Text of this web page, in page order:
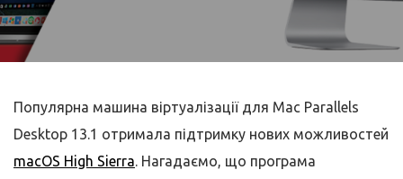
Популярна машина віртуалізації для Mac Parallels
Desktop 13.1 отримала підтримку нових можливостей
macOS High Sierra. Нагадаємо, що програма